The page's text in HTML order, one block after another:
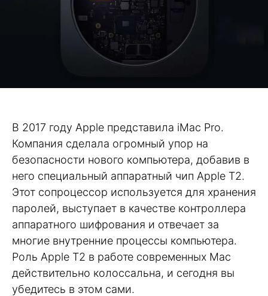
В 2017 году Apple представила iMac Pro.
Компания сделала огромный упор на
безопасности нового компьютера, добавив в
него специальный аппаратный чип Apple T2.
Этот сопроцессор используется для хранения
паролей, выступает в качестве контроллера
аппаратного шифрования и отвечает за
многие внутренние процессы компьютера.
Роль Apple T2 в работе современных Mac
действительно колоссальна, и сегодня вы
убедитесь в этом сами.